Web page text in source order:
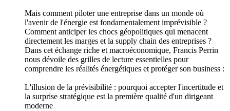
Mais comment piloter une entreprise dans un monde où
l'avenir de l'énergie est fondamentalement imprévisible ?
Comment anticiper les chocs géopolitiques qui menacent
directement les marges et la supply chain des entreprises ?
Dans cet échange riche et macroéconomique, Francis Perrin
nous dévoile des grilles de lecture essentielles pour
comprendre les réalités énergétiques et protéger son business :
L'illusion de la prévisibilité : pourquoi accepter l'incertitude et
la surprise stratégique est la première qualité d'un dirigeant
moderne